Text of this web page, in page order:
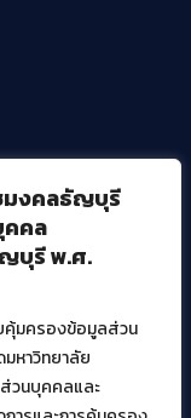
มงคลธัญบุรี
คคล
ญบุรี พ.ศ.
คุ้มครองข้อมูลส่วน
หาวิทยาลัย
ส่วนบุคคลและ